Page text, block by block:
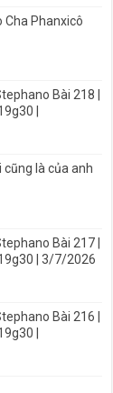
Cha Phanxicô
Bài 218 |
|
cũng là của anh
Bài 217 |
| 3/7/2026
Bài 216 |
|